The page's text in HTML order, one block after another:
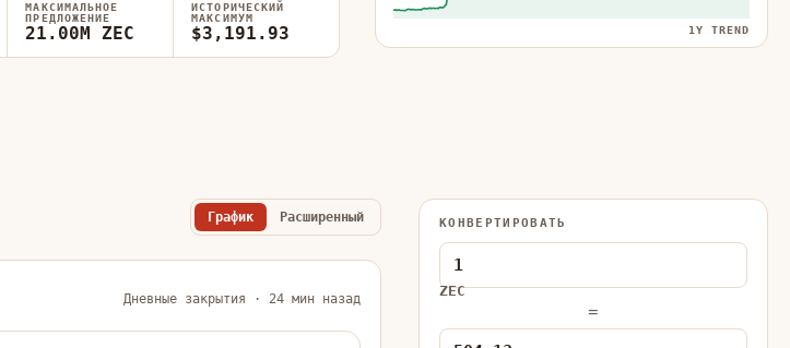
МАКСИМАЛЬНОЕ
ПРЕДЛОЖЕНИЕ
21.00M ZEC
ИСТОРИЧЕСКИЙ
МАКСИМУМ
$3,191.93 1Y TREND
График Расширенный
Дневные закрытия · 24 мин назад
КОНВЕРТИРОВАТЬ
ZEC
=